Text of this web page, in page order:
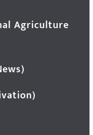
Agriculture